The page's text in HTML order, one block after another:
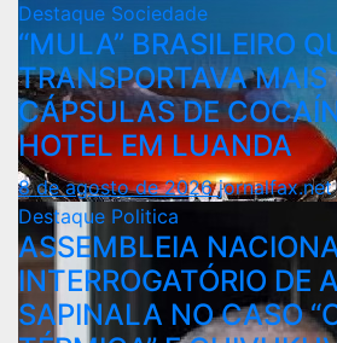
Destaque Sociedade
“MULA” BRASILEIRO
TRANSPORTAVA
CÁPSULAS DE
HOTEL EM LUANDA
8 de agosto de 2026jornalfax.net
Destaque Politica
ASSEMBLEIA
INTERROGATÓRIO DE
SAPINALA NO CASO